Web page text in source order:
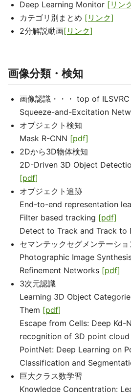
Deep Learning Monitor [リン
カテゴリ別まとめ [リンク]
2分解説動画[リンク]
画像分類・検知
画像認識・・・ top of
Squeeze-and-Excitation
オブジェクト検知
Mask R-CNN [pdf]
2Dから3D物体検知
2D-Driven 3D Object
[pdf]
オブジェクト追跡
End-to-end representation
Filter based tracking [pdf]
Detect to Track and Track to
セマンテックセグメンテーショ
Photographic Image
Refinement Networks [pdf]
3次元認識
Learning 3D Object
Them [pdf]
Escape from Cells: Deep
recognition of 3D point
PointNet: Deep Learning on
Classification and
巨大クラス数学習
Knowledge Concentration: